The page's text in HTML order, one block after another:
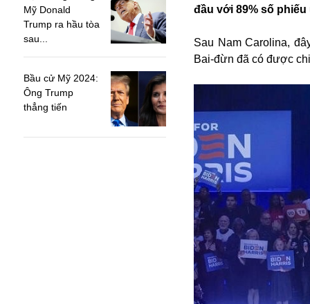
Mỹ Donald
Trump ra hầu tòa
sau...
Bầu cử Mỹ 2024:
Ông Trump
thẳng tiến
đầu với 89% số
Sau Nam Carolina,
Bai-đừn đã có được